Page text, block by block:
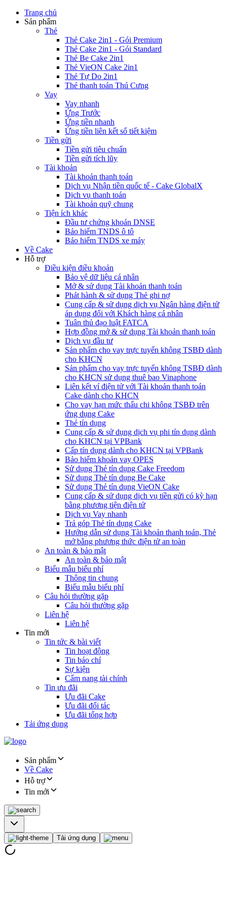
Trang chủ
Sản phẩm
Thẻ
Thẻ Cake 2in1 - Gói Premium
Thẻ Cake 2in1 - Gói Standard
Thẻ Be Cake 2in1
Thẻ VieON Cake 2in1
Thẻ Tự Do 2in1
Thẻ thanh toán Thú Cưng
Vay
Vay nhanh
Ứng Trước
Ứng tiền nhanh
Ứng tiền liên kết sổ tiết kiệm
Tiền gửi
Tiền gửi tiêu chuẩn
Tiền gửi tích lũy
Tài khoản
Tài khoản thanh toán
Dịch vụ Nhận tiền quốc tế - Cake GlobalX
Dịch vụ thanh toán
Tài khoản quỹ chung
Tiện ích khác
Đầu tư chứng khoán DNSE
Bảo hiểm TNDS ô tô
Bảo hiểm TNDS xe máy
Về Cake
Hỗ trợ
Điều kiện điều khoản
Bảo vệ dữ liệu cá nhân
Mở & sử dụng Tài khoản thanh toán
Phát hành & sử dụng Thẻ ghi nợ
Cung cấp & sử dụng dịch vụ Ngân hàng điện tử
áp dụng đối với Khách hàng cá nhân
Tuân thủ đạo luật FATCA
Hợp đồng mở & sử dụng Tài khoản thanh toán
Dịch vụ đầu tư
Sản phẩm cho vay trực tuyến không TSBĐ dành
cho KHCN
Sản phẩm cho vay trực tuyến không TSBĐ dành
cho KHCN sử dụng thuê bao Vinaphone
Liên kết ví điện tử với Tài khoản thanh toán
Cake dành cho KHCN
Cho vay hạn mức thấu chi không TSBĐ trên
ứng dụng Cake
Thẻ tín dụng
Cung cấp & sử dụng dịch vụ phi tín dụng dành
cho KHCN tại VPBank
Cấp tín dụng dành cho KHCN tại VPBank
Bảo hiểm khoản vay OPES
Sử dụng Thẻ tín dụng Cake Freedom
Sử dụng Thẻ tín dụng Be Cake
Sử dụng Thẻ tín dụng VieON Cake
Cung cấp & sử dụng dịch vụ tiền gửi có kỳ hạn
bằng phương tiện điện tử
Dịch vụ Vay nhanh
Trả góp Thẻ tín dụng Cake
Hướng dẫn sử dụng Tài khoản thanh toán, Thẻ
mở bằng phương thức điện tử an toàn
An toàn & bảo mật
An toàn & bảo mật
Biểu mẫu biểu phí
Thông tin chung
Biểu mẫu biểu phí
Câu hỏi thường gặp
Câu hỏi thường gặp
Liên hệ
Liên hệ
Tin mới
Tin tức & bài viết
Tin hoạt động
Tin báo chí
Sự kiện
Cẩm nang tài chính
Tin ưu đãi
Ưu đãi Cake
Ưu đãi đối tác
Ưu đãi tổng hợp
Tải ứng dụng
Sản phẩm
Về Cake
Hỗ trợ
Tin mới
Tải ứng dụng